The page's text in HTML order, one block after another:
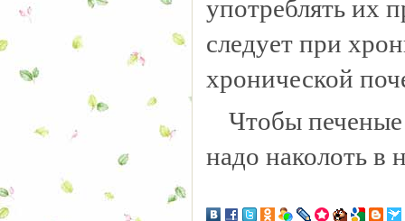
следует при
хронической
Чтобы печеные
надо наколоть в